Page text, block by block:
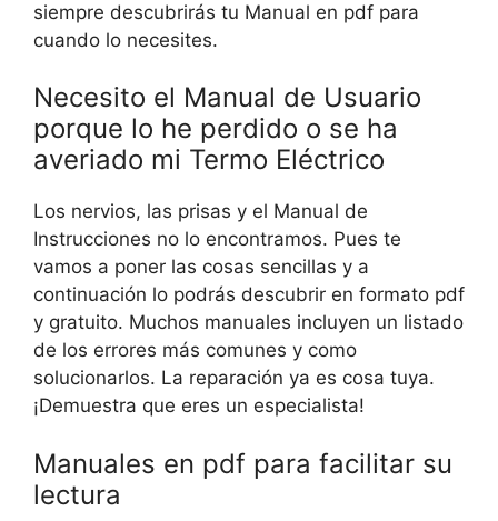
siempre descubrirás tu Manual en pdf para
cuando lo necesites.
Necesito el Manual de Usuario
porque lo he perdido o se ha
averiado mi Termo Eléctrico
Los nervios, las prisas y el Manual de
Instrucciones no lo encontramos. Pues te
vamos a poner las cosas sencillas y a
continuación lo podrás descubrir en formato pdf
y gratuito. Muchos manuales incluyen un listado
de los errores más comunes y como
solucionarlos. La reparación ya es cosa tuya.
¡Demuestra que eres un especialista!
Manuales en pdf para facilitar su
lectura